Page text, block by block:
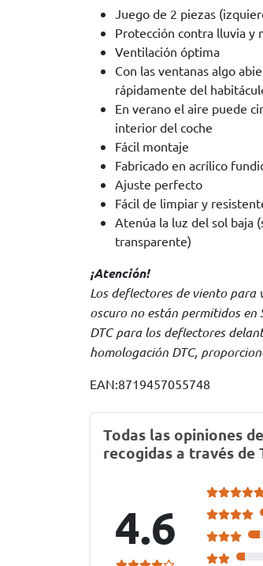
Juego de 2 piezas
Protección contra lluvia y
Ventilación óptima
Con las ventanas algo
rápidamente del
En verano el aire puede
interior del coche
Fácil montaje
Fabricado en acrílico
Ajuste perfecto
Fácil de limpiar y
Atenúa la luz del sol baja
transparente)
¡Atención!
Los deflectores de viento
oscuro no están permitidos
DTC para los deflectores
homologación DTC,
EAN:8719457055748
Todas las opiniones
recogidas a través de
4.6